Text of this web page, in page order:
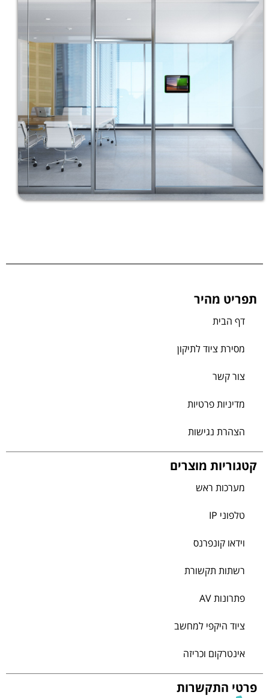
תפריט מהיר
דף הבית
מסירת ציוד לתיקון
צור קשר
מדיניות פרטיות
הצהרת נגישות
קטגוריות מוצרים
מערכות ראש
טלפוני IP
וידאו קונפרנס
רשתות תקשורת
פתרונות AV
ציוד היקפי למחשב
אינטרקום וכריזה
פרטי התקשרות